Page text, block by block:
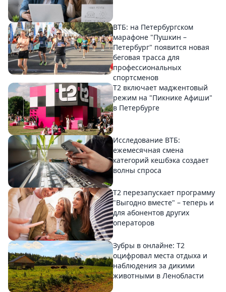
ВТБ: на Петербургском
марафоне "Пушкин –
Петербург" появится новая
беговая трасса для
профессиональных
спортсменов
Т2 включает маджентовый
режим на "Пикнике Афиши"
в Петербурге
Исследование ВТБ:
ежемесячная смена
категорий кешбэка создает
волны спроса
Т2 перезапускает программу
"Выгодно вместе" – теперь и
для абонентов других
операторов
Зубры в онлайне: Т2
оцифровал места отдыха и
наблюдения за дикими
животными в Ленобласти